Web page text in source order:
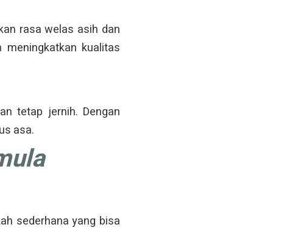
rasa welas asih dan
kualitas
tetap jernih. Dengan
asa.
sederhana yang bisa